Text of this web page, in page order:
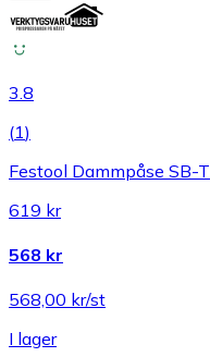
3.8
(1)
Festool Dammpåse SB-
619 kr
568 kr
568,00 kr/st
I lager